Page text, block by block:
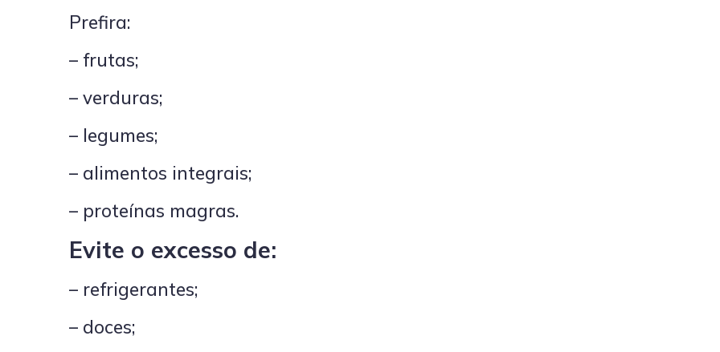
Prefira:
– frutas;
– verduras;
– legumes;
– alimentos integrais;
– proteínas magras.
Evite o excesso de:
– refrigerantes;
– doces;